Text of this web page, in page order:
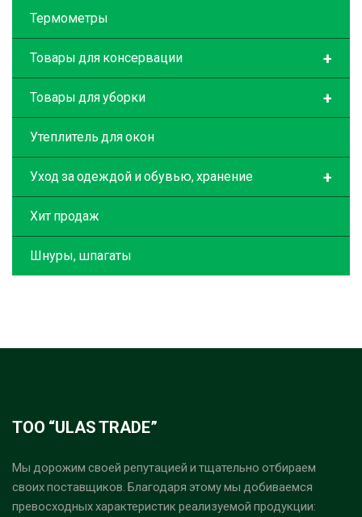
Термометры
+
Товары для консервации
+
Товары для уборки
Утеплитель для окон
+
Уход за одеждой и обувью, хранение
Хит продаж
Шнуры, шпагаты
ТОО “ULAS TRADE”
Мы дорожим своей репутацией и тщательно отбираем
своих поставщиков. Благодаря этому мы добиваемся
превосходных характеристик реализуемой продукции: